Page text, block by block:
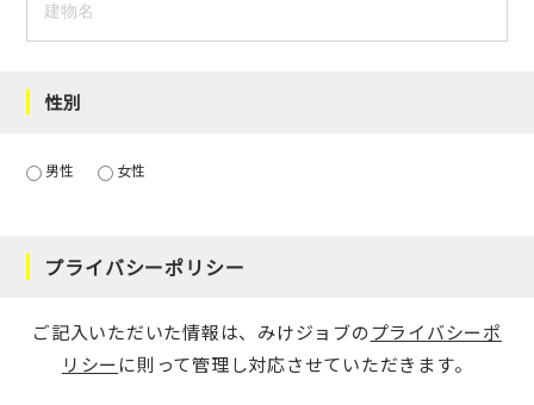
性別
男性 女性
プライバシーポリシー
ご記入いただいた情報は、みけジョブのプライバシーポ
リシー に則って管理し対応させていただきます。